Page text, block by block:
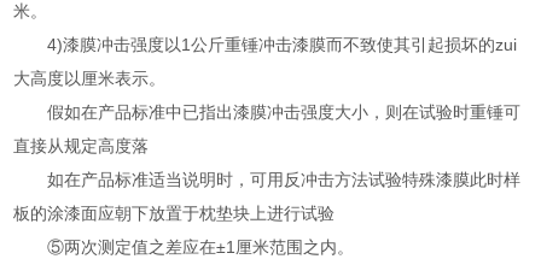
米。
4)漆膜冲击强度以1公斤重锤冲击漆膜而不致使其引起损坏的zui
大高度以厘米表示。
假如在产品标准中已指出漆膜冲击强度大小，则在试验时重锤可
直接从规定高度落
如在产品标准适当说明时，可用反冲击方法试验特殊漆膜此时样
板的涂漆面应朝下放置于枕垫块上进行试验
⑤两次测定值之差应在±1厘米范围之内。